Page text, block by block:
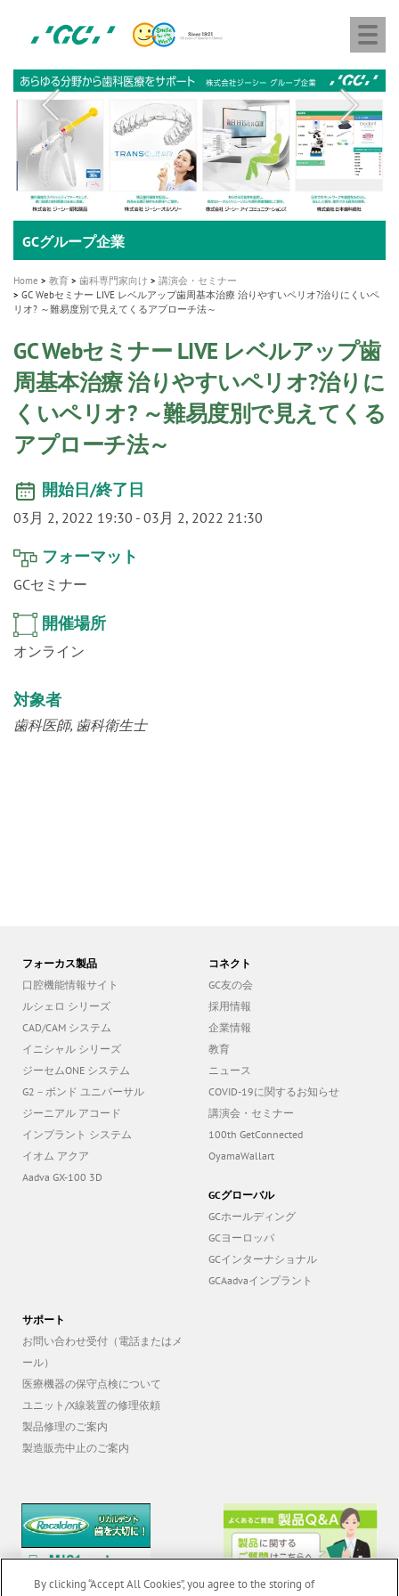
content
社
ジ
ー
シ
ー
M
A healthy smile greatly contributes to your quality of life
新発売 エバーエックス フロー
「セラスマート テクノロジーブック」公開
「イニシャル LiSi（リジ）ブロック テクノロジーブッ
ク」公開
歯を内部まで白くする
新製品 イオム ナゴミ for DH
専用サイトはこちら
新製品バキュクレーブ 118 / 318 Prime
製品の詳細情報はこちら
インプラント Aadva®
GCグループ企業
Home 教育 歯科専門家向け
講演会・セミナー
GC Webセミナー LIVE レベルアップ歯周基本治療 治りやすいペリオ?治りにくいペ
リオ? ～難易度別で見えてくるアプローチ法～
GC Webセミナー LIVE レベルアップ歯
周基本治療 治りやすいペリオ?治りに
くいペリオ? ～難易度別で見えてくる
アプローチ法～
開始日/終了日
03月 2, 2022 19:30 - 03月 2, 2022 21:30
フォーマット
GCセミナー
開催場所
オンライン
対象者
歯科医師 歯科衛生士
フォーカス製品
口腔機能情報サイト
ルシェロ シリーズ
CAD/CAM システム
イニシャル シリーズ
ジーセムONE システム
G2－ボンド ユニバーサル
ジーニアル アコード
インプラント システム
イオム アクア
Aadva GX-100 3D
コネクト
GC友の会
採用情報
企業情報
教育
ニュース
COVID-19に関するお知らせ
講演会・セミナー
100th GetConnected
OyamaWallart
GCグローバル
GCホールディング
GCヨーロッパ
GCインターナショナル
GCAadvaインプラント
サポート
お問い合わせ受付（電話またはメ
ール）
医療機器の保守点検について
ユニット/X線装置の修理依頼
製品修理のご案内
製造販売中止のご案内
By clicking “Accept All Cookies”, you agree to the storing of